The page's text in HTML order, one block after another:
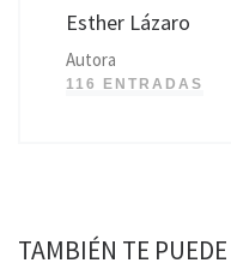
Esther Lázaro
Autora
116 ENTRADAS
TAMBIÉN TE